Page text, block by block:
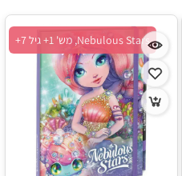
Nebulous Stars, מש' 1+ גיל 7+